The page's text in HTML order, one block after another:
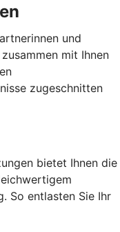
und
mit Ihnen
zugeschnitten
bietet Ihnen die
So entlasten Sie Ihr